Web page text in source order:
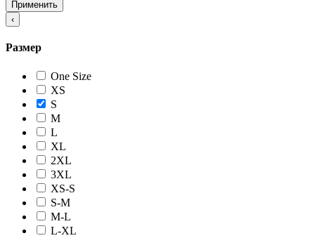
Применить
‹
Размер
One Size
XS
S
M
L
XL
2XL
3XL
XS-S
S-M
M-L
L-XL